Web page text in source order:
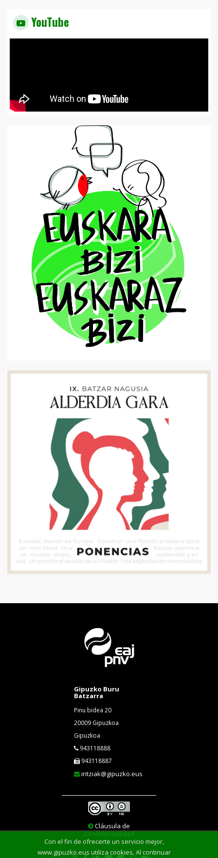
YouTube
Con el fin de ofrecerte un servicio mejor,
www.gipuzko.eus utiliza cookies. Al continuar
Gipuzko Buru
Batzarra
Pinu bidea 20
20009 Gipuzkoa
Gipuzkoa
943118888
943118887
iritziak@gipuzko.eus
Cláusula de
Confidencialidad